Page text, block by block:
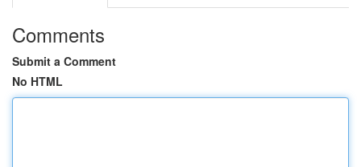
Comments
Submit a Comment
No HTML